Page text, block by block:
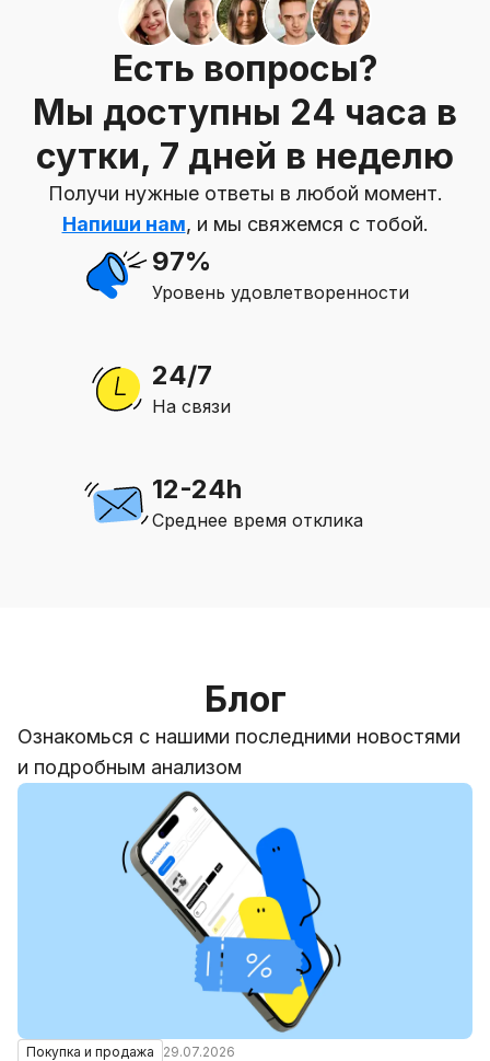
Есть вопросы?
Мы доступны 24 часа в
сутки, 7 дней в неделю
Получи нужные ответы в любой момент.
Напиши нам, и мы свяжемся с тобой.
97%
Уровень удовлетворенности
24/7
На связи
12-24h
Среднее время отклика
Блог
Ознакомься с нашими последними новостями
и подробным анализом
Покупка и продажа 29.07.2026